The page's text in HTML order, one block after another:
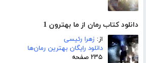
دانلود کتاب رمان از ما بهترون 1
از: زهرا رئیسی
دانلود رایگان بهترین رمان‌ها
۲۳۵ صفحه